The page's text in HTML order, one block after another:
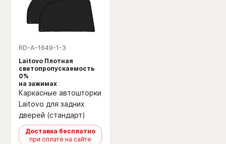
RD-A-1649-1-3
Laitovo Плотная
светопропускаемость
0%
на зажимах
Каркасные автошторки
Laitovo для задних
дверей (стандарт)
Доставка бесплатно
при оплате на сайте